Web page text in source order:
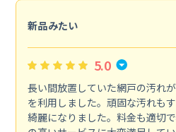
新品みたい
5.0
長い間放置していた網戸の汚れ
を利用しました。頑固な汚れも
綺麗になりました。料金も適切